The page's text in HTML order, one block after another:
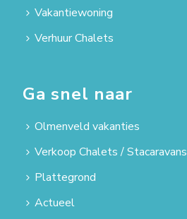
Vakantiewoning
Verhuur Chalets
Ga snel naar
Olmenveld vakanties
Verkoop Chalets / Stacaravans
Plattegrond
Actueel